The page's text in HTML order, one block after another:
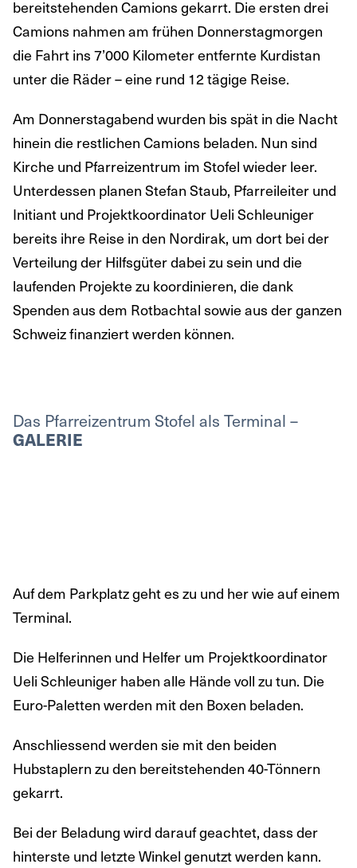
bereitstehenden Camions gekarrt. Die ersten drei
Camions nahmen am frühen Donnerstagmorgen
die Fahrt ins 7’000 Kilometer entfernte Kurdistan
unter die Räder – eine rund 12 tägige Reise.
Am Donnerstagabend wurden bis spät in die Nacht
hinein die restlichen Camions beladen. Nun sind
Kirche und Pfarreizentrum im Stofel wieder leer.
Unterdessen planen Stefan Staub, Pfarreileiter und
Initiant und Projektkoordinator Ueli Schleuniger
bereits ihre Reise in den Nordirak, um dort bei der
Verteilung der Hilfsgüter dabei zu sein und die
laufenden Projekte zu koordinieren, die dank
Spenden aus dem Rotbachtal sowie aus der ganzen
Schweiz finanziert werden können.
Das Pfarreizentrum Stofel als Terminal –
GALERIE
Auf dem Parkplatz geht es zu und her wie auf einem
Terminal.
Die Helferinnen und Helfer um Projektkoordinator
Ueli Schleuniger haben alle Hände voll zu tun. Die
Euro-Paletten werden mit den Boxen beladen.
Anschliessend werden sie mit den beiden
Hubstaplern zu den bereitstehenden 40-Tönnern
gekarrt.
Bei der Beladung wird darauf geachtet, dass der
hinterste und letzte Winkel genutzt werden kann.